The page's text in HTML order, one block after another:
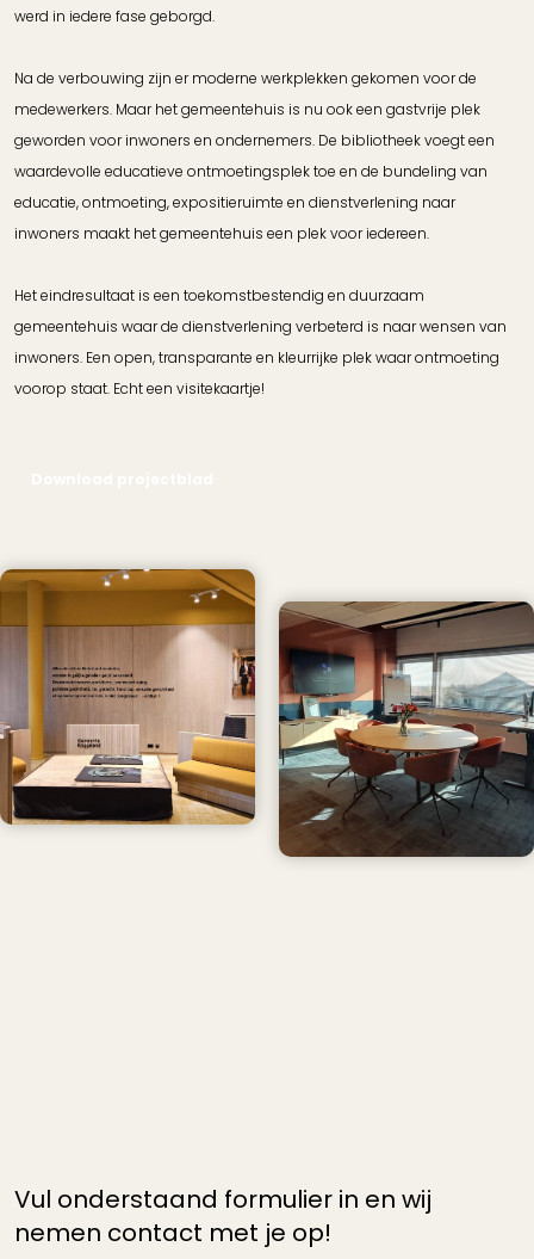
werd in iedere fase geborgd.
Na de verbouwing zijn er moderne werkplekken gekomen voor de
medewerkers. Maar het gemeentehuis is nu ook een gastvrije plek
geworden voor inwoners en ondernemers. De bibliotheek voegt een
waardevolle educatieve ontmoetingsplek toe en de bundeling van
educatie, ontmoeting, expositieruimte en dienstverlening naar
inwoners maakt het gemeentehuis een plek voor iedereen.
Het eindresultaat is een toekomstbestendig en duurzaam
gemeentehuis waar de dienstverlening verbeterd is naar wensen van
inwoners. Een open, transparante en kleurrijke plek waar ontmoeting
voorop staat. Echt een visitekaartje!
Vul onderstaand formulier in en wij
nemen contact met je op!